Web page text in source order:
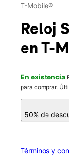
Vie.:10:00
location_on
40 Homegrown
T-Mobile®
Reloj
en T-
En existencia
para comprar.
50% de
Términos y